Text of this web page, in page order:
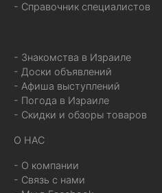
- Справочник специалистов
- Знакомства в Израиле
- Доски объявлений
- Афиша выступлений
- Погода в Израиле
- Скидки и обзоры товаров
О НАС
- О компании
- Связь с нами